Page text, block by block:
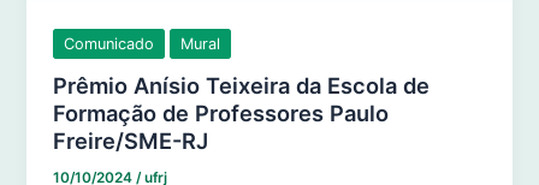
Comunicado Mural
Prêmio Anísio Teixeira da Escola de
Formação de Professores Paulo
Freire/SME-RJ
10/10/2024 /ufrj